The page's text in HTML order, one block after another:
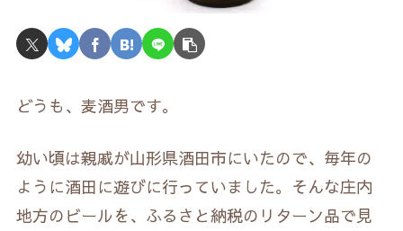
どうも、麦酒男です。
幼い頃は親戚が山形県酒田市にいたので、毎年の
ように酒田に遊びに行っていました。そんな庄内
地方のビールを、ふるさと納税のリターン品で見